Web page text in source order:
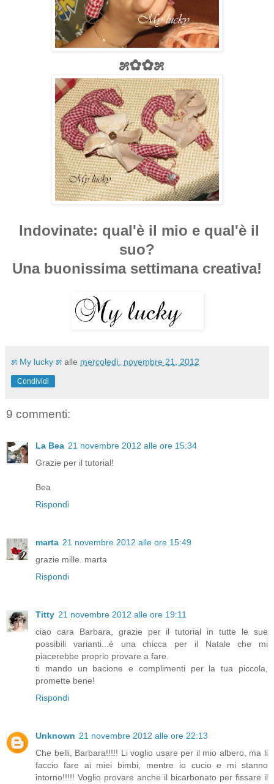
೫✿✿೫
Indovinate: qual'è il mio e qual'è il
suo?
Una buonissima settimana creativa!
೫ My lucky ೫ alle mercoledì, novembre 21, 2012
Condividi
9 commenti:
La Bea 21 novembre 2012 alle ore 15:34
Grazie per il tutorial!
Bea
Rispondi
marta 21 novembre 2012 alle ore 15:49
grazie mille. marta
Rispondi
Titty 21 novembre 2012 alle ore 19:11
ciao cara Barbara, grazie per il tutorial in tutte le sue
possibili varianti...è una chicca per il Natale che mi
piacerebbe proprio provare a fare.
ti mando un bacione e complimenti per la tua piccola,
promette bene!
Rispondi
Unknown 21 novembre 2012 alle ore 22:13
Che belli, Barbara!!!!! Li voglio usare per il mio albero, ma li
faccio fare ai miei bimbi, mentre io cucio e mi stanno
intorno!!!!! Voglio provare anche il bicarbonato per fissare il